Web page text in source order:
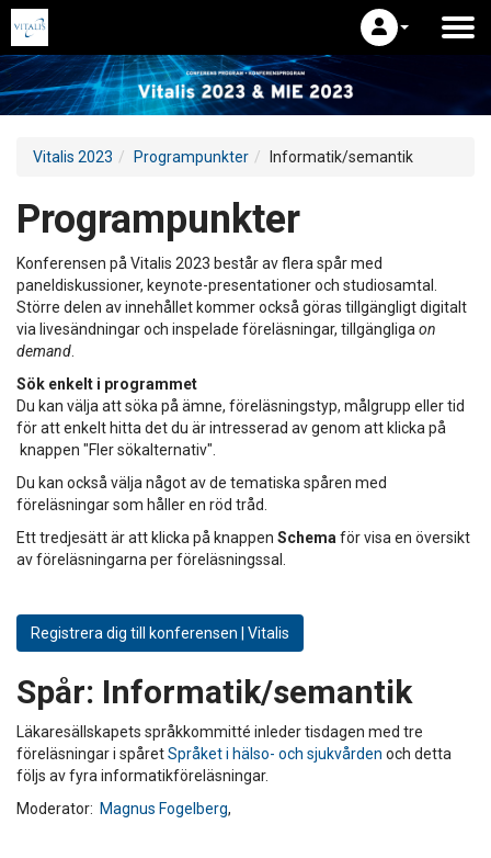
Vitalis 2023 Programpunkter Informatik/semantik
Programpunkter
Konferensen på Vitalis 2023 består av flera spår med
paneldiskussioner, keynote-presentationer och studiosamtal.
Större delen av innehållet kommer också göras tillgängligt digitalt
via livesändningar och inspelade föreläsningar, tillgängliga on
demand
Sök enkelt i programmet
Du kan välja att söka på ämne, föreläsningstyp, målgrupp eller tid
för att enkelt hitta det du är intresserad av genom att klicka på
knappen "Fler sökalternativ".
Du kan också välja något av de tematiska spåren med
föreläsningar som håller en röd tråd.
Ett tredjesätt är att klicka på knappen Schema för visa en översikt
av föreläsningarna per föreläsningssal.
Registrera dig till konferensen | Vitalis
Spår: Informatik/semantik
Läkaresällskapets språkkommitté inleder tisdagen med tre
föreläsningar i spåretSpråket i hälso- och sjukvården och detta
följs av fyra informatikföreläsningar.
Moderator: Magnus Fogelberg,